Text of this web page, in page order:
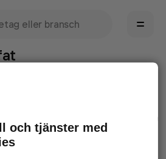
snabbare kan avhjälpa det.
i webbläsaren och försök igen
och tjänster med